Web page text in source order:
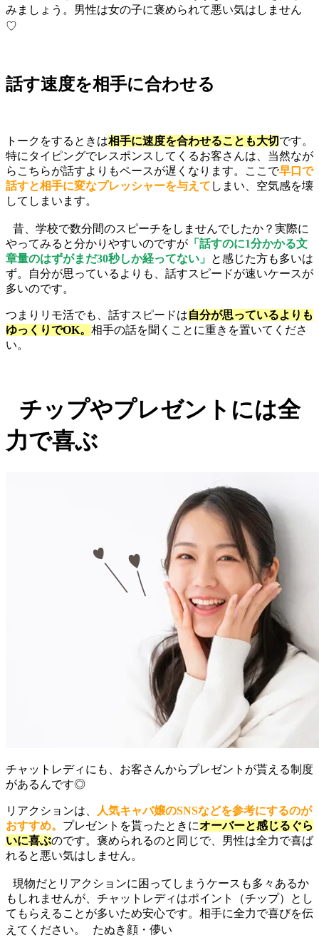
みましょう。男性は女の子に褒められて悪い気はしません
♡
話す速度を相手に合わせる
トークをするときは相手に速度を合わせることも大切です。
特にタイピングでレスポンスしてくるお客さんは、当然なが
らこちらが話すよりもペースが遅くなります。ここで早口で
話すと相手に変なプレッシャーを与えて しまい、空気感を壊
してしまいます。
昔、学校で数分間のスピーチをしませんでしたか？実際に
やってみると分かりやすいのですが 「話すのに1分かかる文
章量のはずがまだ30秒しか経ってない」 と感じた方も多いは
ず。自分が思っているよりも、話すスピードが速いケースが
多いのです。
つまりリモ活でも、話すスピードは自分が思っているよりも
ゆっくりでOK。 相手の話を聞くことに重きを置いてくださ
い。
チップやプレゼントには全
力で喜ぶ
チャットレディにも、お客さんからプレゼントが貰える制度
があるんです◎
リアクションは、
人気キャバ嬢のSNSなどを参考にするのが
おすすめ。 プレゼントを貰ったときにオーバーと感じるぐら
いに喜ぶのです。褒められるのと同じで、男性は全力で喜ば
れると悪い気はしません。
現物だとリアクションに困ってしまうケースも多々あるか
もしれませんが、チャットレディはポイント（チップ）とし
てもらえることが多いため安心です。相手に全力で喜びを伝
えてください。 たぬき顔・儚い